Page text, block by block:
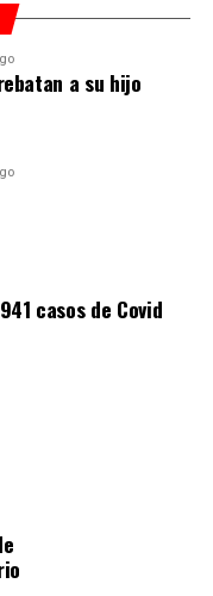
a su hijo
casos de Covid